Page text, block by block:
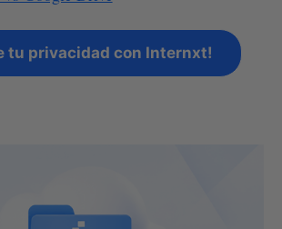
tu privacidad con Internxt!